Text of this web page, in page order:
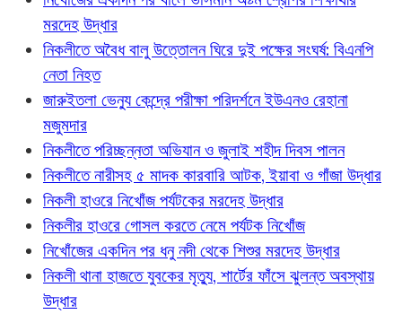
মরদেহ উদ্ধার
নিকলীতে অবৈধ বালু উত্তোলন ঘিরে দুই পক্ষের সংঘর্ষ: বিএনপি
নেতা নিহত
জারুইতলা ভেন্যু কেন্দ্রে পরীক্ষা পরিদর্শনে ইউএনও রেহানা
মজুমদার
নিকলীতে পরিচ্ছন্নতা অভিযান ও জুলাই শহীদ দিবস পালন
নিকলীতে নারীসহ ৫ মাদক কারবারি আটক, ইয়াবা ও গাঁজা উদ্ধার
নিকলী হাওরে নিখোঁজ পর্যটকের মরদেহ উদ্ধার
নিকলীর হাওরে গোসল করতে নেমে পর্যটক নিখোঁজ
নিখোঁজের একদিন পর ধনু নদী থেকে শিশুর মরদেহ উদ্ধার
নিকলী থানা হাজতে যুবকের মৃত্যু, শার্টের ফাঁসে ঝুলন্ত অবস্থায়
উদ্ধার